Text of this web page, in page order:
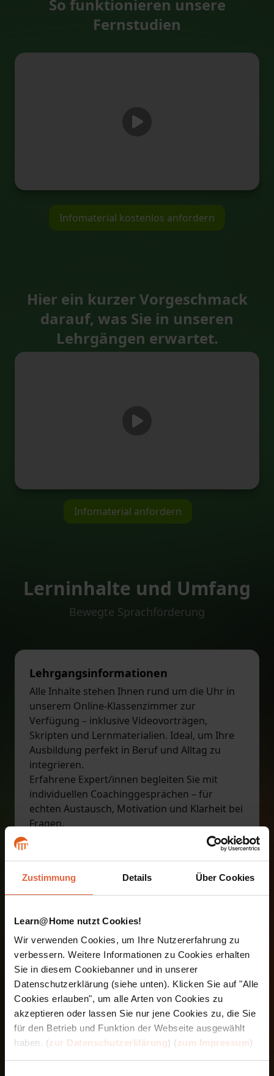
Zustimmung Details Über Cookies
Learn@Home nutzt Cookies!
Wir verwenden Cookies, um Ihre Nutzererfahrung zu
verbessern. Weitere Informationen zu Cookies erhalten
Sie in diesem Cookiebanner und in unserer
Datenschutzerklärung (siehe unten). Klicken Sie auf "Alle
Cookies erlauben", um alle Arten von Cookies zu
akzeptieren oder lassen Sie nur jene Cookies zu, die Sie
für den Betrieb und Funktion der Webseite ausgewählt
haben. (zur Datenschutzerklärung) (zum Impressum)
So funktionieren unsere
Fernstudien
Infomaterial kostenlos anfordern
Hier ein kurzer Vorgeschmack
darauf, was Sie in unseren
Lehrgängen erwartet.
Infomaterial anfordern
Lerninhalte und Umfang
Bewegte Sprachförderung
Lehrgangsinformationen
Alle Inhalte stehen Ihnen rund um die Uhr in
unserem Online-Klassenzimmer zur
Verfügung – inklusive Videovorträgen,
Skripten und Lernmaterialien. Ideal, um Ihre
Ausbildung perfekt in Beruf und Alltag zu
integrieren.
Erfahrene Expert/innen begleiten Sie mit
individuellen Coachinggesprächen – für
echten Austausch, Motivation und Klarheit bei
Fragen.
vorbereitet.
Alle Inhalte sind auch über unsere App
Ausbildung passt sich Ihrem Leben an.
Die Module der Ausbildung im
Überblick
Einführung
Begleitheft
Theorie der bewegten Sprachförderung
Konzept der Psychomotorik
Die Aufgaben der pädagogischen